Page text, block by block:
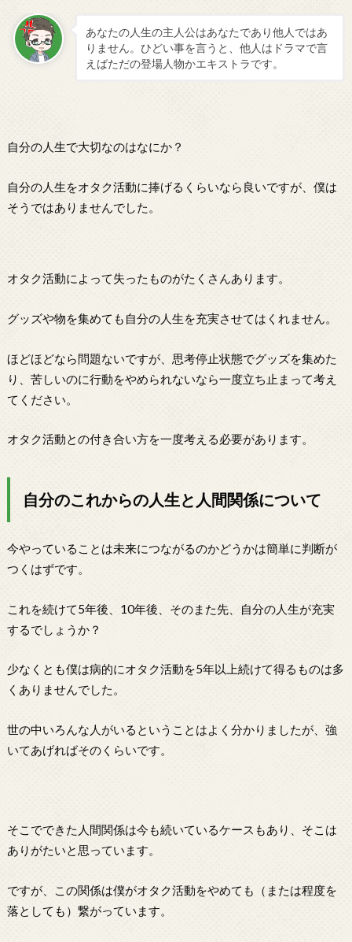
あなたの人生の主人公はあなたであり他人ではあ
りません。ひどい事を言うと、他人はドラマで言
えばただの登場人物かエキストラです。
自分の人生で大切なのはなにか？
自分の人生をオタク活動に捧げるくらいなら良いですが、僕は
そうではありませんでした。
オタク活動によって失ったものがたくさんあります。
グッズや物を集めても自分の人生を充実させてはくれません。
ほどほどなら問題ないですが、思考停止状態でグッズを集めた
り、苦しいのに行動をやめられないなら一度立ち止まって考え
てください。
オタク活動との付き合い方を一度考える必要があります。
自分のこれからの人生と人間関係について
今やっていることは未来につながるのかどうかは簡単に判断が
つくはずです。
これを続けて5年後、10年後、そのまた先、自分の人生が充実
するでしょうか？
少なくとも僕は病的にオタク活動を5年以上続けて得るものは多
くありませんでした。
世の中いろんな人がいるということはよく分かりましたが、強
いてあげればそのくらいです。
そこでできた人間関係は今も続いているケースもあり、そこは
ありがたいと思っています。
ですが、この関係は僕がオタク活動をやめても（または程度を
落としても）繋がっています。